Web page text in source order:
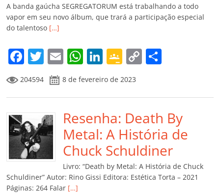
A banda gaúcha SEGREGATORUM está trabalhando a todo
vapor em seu novo álbum, que trará a participação especial
do talentoso […]
F
a
c
e
b
o
o
k
T
w
itt
er
E
m
ai
l
W
h
at
s
A
p
p
Li
n
k
e
dI
n
G
o
o
gl
e
Cl
a
ss
ro
C
o
y
Li
n
k
p
ar
til
h
ar
204594 8 de fevereiro de 2023
Resenha: Death By
Metal: A História de
Chuck Schuldiner
Livro: “Death by Metal: A História de Chuck
Schuldiner” Autor: Rino Gissi Editora: Estética Torta – 2021
Páginas: 264 Falar […]